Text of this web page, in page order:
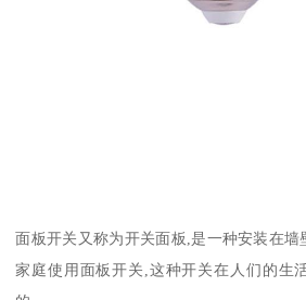
面板开关又称为开关面板,是一种安装在墙
家庭使用面板开关,这种开关在人们的生